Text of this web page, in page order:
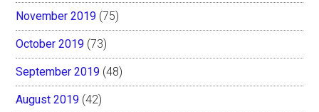
November 2019 (75)
October 2019 (73)
September 2019 (48)
August 2019 (42)